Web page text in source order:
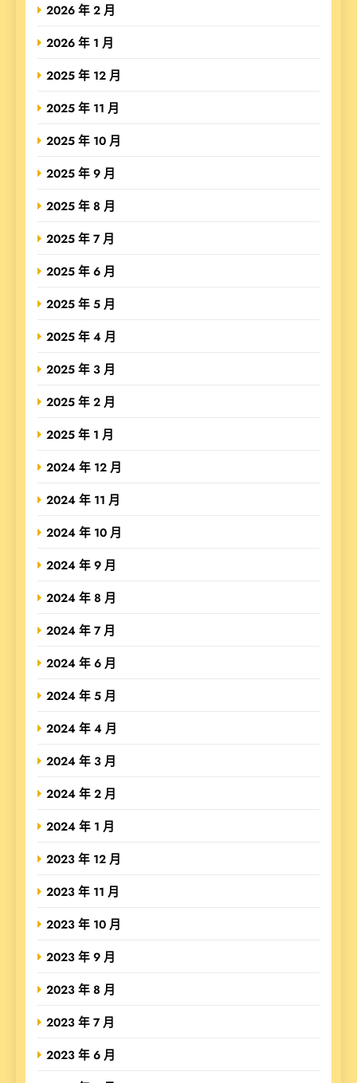
2026 年 2 月
2026 年 1 月
2025 年 12 月
2025 年 11 月
2025 年 10 月
2025 年 9 月
2025 年 8 月
2025 年 7 月
2025 年 6 月
2025 年 5 月
2025 年 4 月
2025 年 3 月
2025 年 2 月
2025 年 1 月
2024 年 12 月
2024 年 11 月
2024 年 10 月
2024 年 9 月
2024 年 8 月
2024 年 7 月
2024 年 6 月
2024 年 5 月
2024 年 4 月
2024 年 3 月
2024 年 2 月
2024 年 1 月
2023 年 12 月
2023 年 11 月
2023 年 10 月
2023 年 9 月
2023 年 8 月
2023 年 7 月
2023 年 6 月